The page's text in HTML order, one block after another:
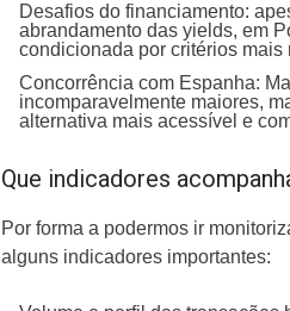
Desafios do financiamento:
abrandamento das yields, em
condicionada por critérios mais
Concorrência com Espanha:
incomparavelmente maiores,
alternativa mais acessível e
Que indicadores
Por forma a podermos ir
alguns indicadores importantes: